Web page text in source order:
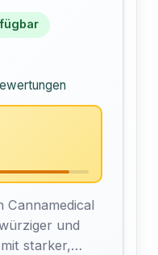
Cannamedical
und
starker,